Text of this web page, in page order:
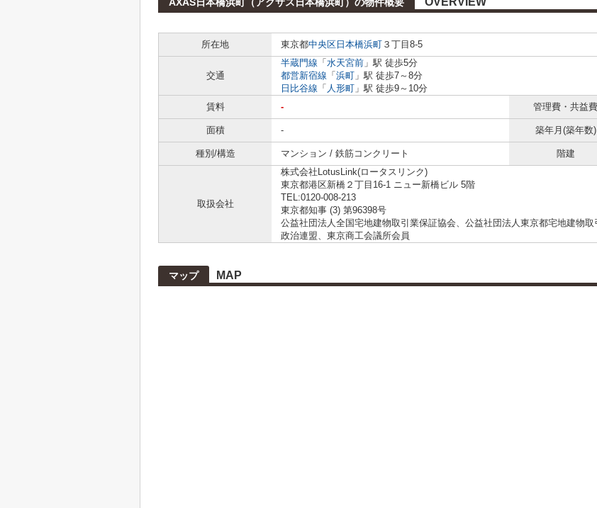
所在地
東京都中央区 日本橋浜町 ３丁目8-5
交通
半蔵門線 「 水天宮前 」駅 徒歩5分
都営新宿線 「 浜町 」駅 徒歩7～8分
日比谷線 「 人形町 」駅 徒歩9～10分
賃料
- 管理費・共益費
面積 - 築年月(築年数)
種別/構造 マンション / 鉄筋コンクリート 階建
取扱会社
株式会社LotusLink(ロータスリンク)
東京都港区新橋２丁目16-1 ニュー新橋ビル 5階
TEL:0120-008-213
東京都知事 (3) 第96398号
公益社団法人全国宅地建物取引業保証協会、公益社団法人東京都宅地建物
政治連盟、東京商工会議所会員
マップ MAP